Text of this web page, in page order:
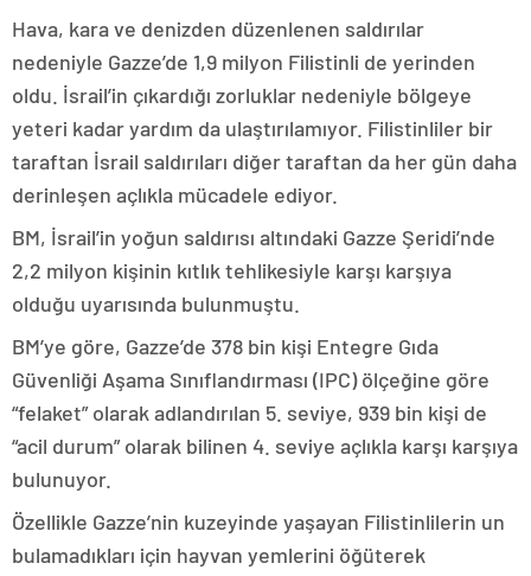
Hava, kara ve denizden düzenlenen saldırılar
nedeniyle Gazze’de 1,9 milyon Filistinli de yerinden
oldu. İsrail’in çıkardığı zorluklar nedeniyle bölgeye
yeteri kadar yardım da ulaştırılamıyor. Filistinliler bir
taraftan İsrail saldırıları diğer taraftan da her gün daha
derinleşen açlıkla mücadele ediyor.
BM, İsrail’in yoğun saldırısı altındaki Gazze Şeridi’nde
2,2 milyon kişinin kıtlık tehlikesiyle karşı karşıya
olduğu uyarısında bulunmuştu.
BM’ye göre, Gazze’de 378 bin kişi Entegre Gıda
Güvenliği Aşama Sınıflandırması (IPC) ölçeğine göre
“felaket” olarak adlandırılan 5. seviye, 939 bin kişi de
“acil durum” olarak bilinen 4. seviye açlıkla karşı karşıya
bulunuyor.
Özellikle Gazze’nin kuzeyinde yaşayan Filistinlilerin un
bulamadıkları için hayvan yemlerini öğüterek